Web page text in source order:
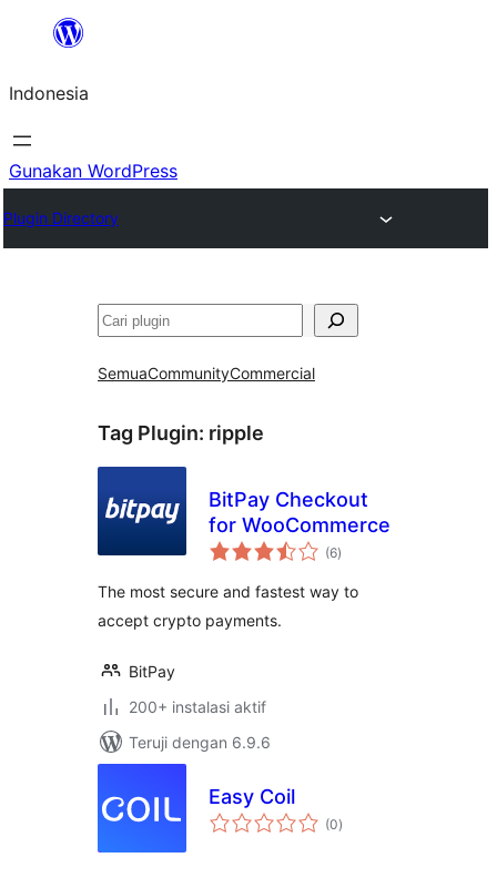
Lewati
konten
Indonesia
Gunakan WordPress
Plugin Directory
Cari
SemuaCommunityCommercial
Tag Plugin: ripple
BitPay Checkout
for WooCommerce
(6total
rating
)
The most secure and fastest way to
accept crypto payments.
BitPay
200+ instalasi aktif
Teruji dengan 6.9.6
Easy Coil
(0total
rating
)